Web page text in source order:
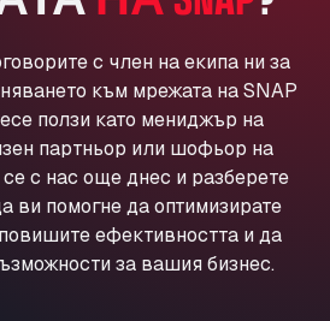
24, 68219
27404
89188
с член на екипа ни за
към мрежата на SNAP
ползи като мениджър на
партньор или шофьор на
с нас още днес и разберете
ви помогне да оптимизирате
ефективността и да
за вашия бизнес.